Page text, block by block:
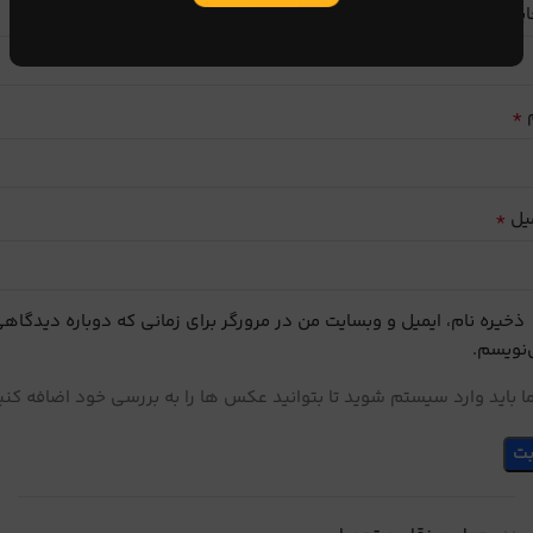
*
*
ذخیره نام، ایمیل و وبسایت من در مرورگر برای زمانی که دوباره
باید وارد سیستم شوید تا بتوانید عکس ها را به بررسی خود اضافه